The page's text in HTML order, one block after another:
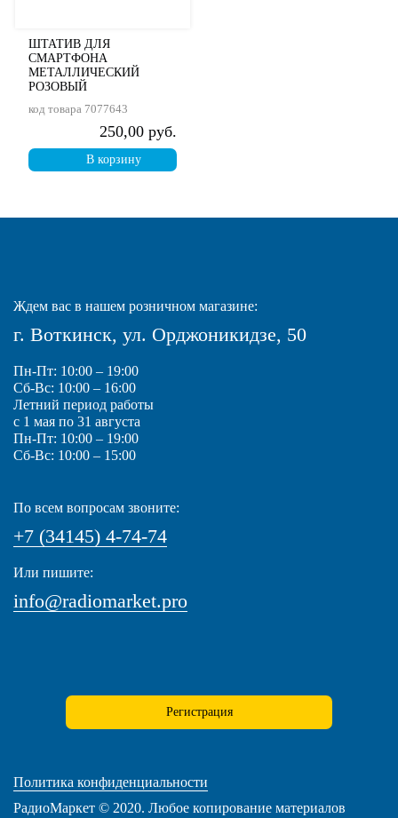
ШТАТИВ ДЛЯ
СМАРТФОНА
МЕТАЛЛИЧЕСКИЙ
РОЗОВЫЙ
код товара 7077643
250,00 руб.
В корзину
Ждем вас в нашем розничном магазине:
г. Воткинск, ул. Орджоникидзе, 50
Пн-Пт: 10:00 – 19:00
Сб-Вс: 10:00 – 16:00
Летний период работы
с 1 мая по 31 августа
Пн-Пт: 10:00 – 19:00
Сб-Вс: 10:00 – 15:00
По всем вопросам звоните:
+7 (34145) 4-74-74
Или пишите:
info@radiomarket.pro
Регистрация
Политика конфиденциальности
РадиоМаркет © 2020. Любое копирование материалов